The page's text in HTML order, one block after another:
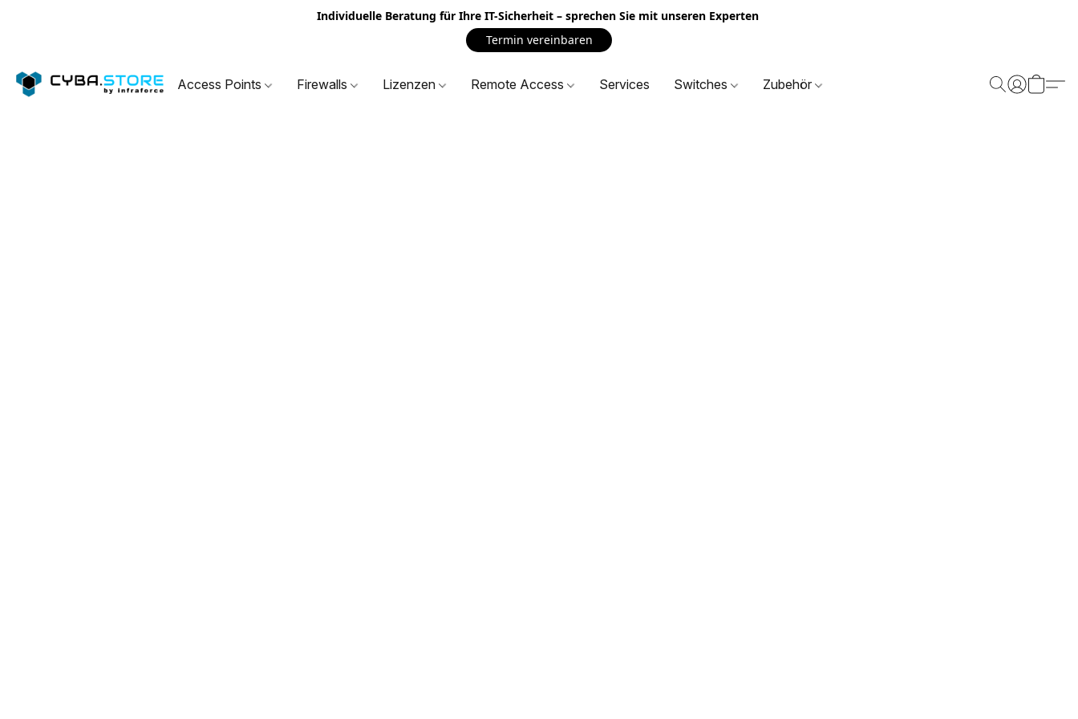
Individuelle Beratung für Ihre IT-Sicherheit – sprechen Sie mit unseren Experten
Termin vereinbaren
Access Points Firewalls Lizenzen Remote Access Services Switches Zubehör